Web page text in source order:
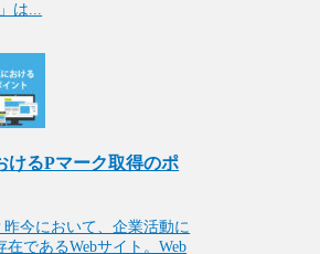
は...
けるPマーク取得のポ
昨今において、企業活動に
であるWebサイト。Web